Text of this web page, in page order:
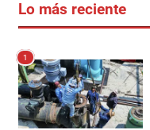
Lo más reciente
1